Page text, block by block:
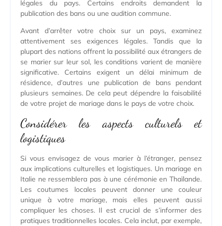
légales du pays. Certains endroits demandent la
publication des bans ou une audition commune.
Avant d’arrêter votre choix sur un pays, examinez
attentivement ses exigences légales. Tandis que la
plupart des nations offrent la possibilité aux étrangers de
se marier sur leur sol, les conditions varient de manière
significative. Certains exigent un délai minimum de
résidence, d’autres une publication de bans pendant
plusieurs semaines. De cela peut dépendre la faisabilité
de votre projet de mariage dans le pays de votre choix.
Considérer les aspects culturels et
logistiques
Si vous envisagez de vous marier à l’étranger, pensez
aux implications culturelles et logistiques. Un mariage en
Italie ne ressemblera pas à une cérémonie en Thaïlande.
Les coutumes locales peuvent donner une couleur
unique à votre mariage, mais elles peuvent aussi
compliquer les choses. Il est crucial de s’informer des
pratiques traditionnelles locales. Cela inclut, par exemple,